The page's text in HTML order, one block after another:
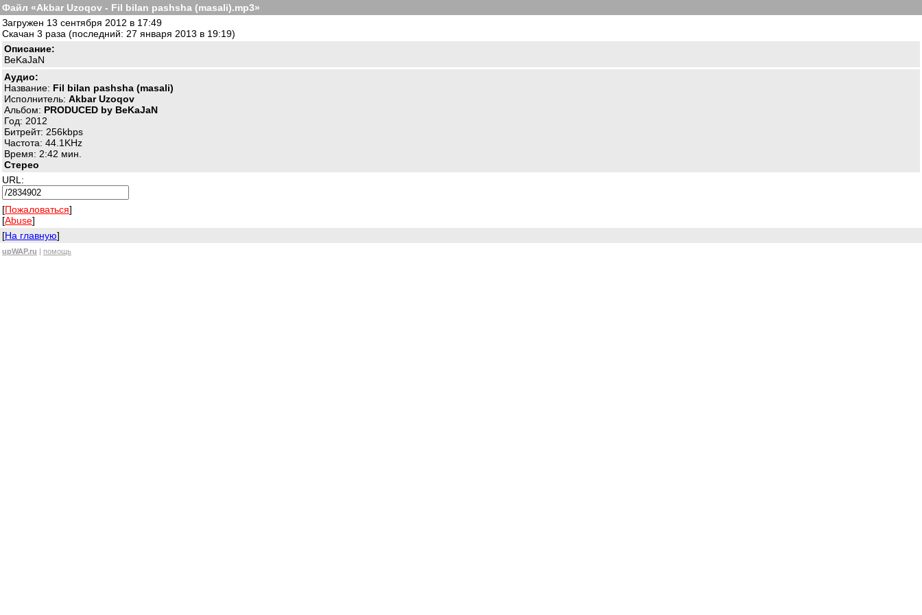
Файл «Akbar Uzoqov - Fil bilan pashsha (masali).mp3»
Загружен 13 сентября 2012 в 17:49
Скачан 3 раза (последний: 27 января 2013 в 19:19)
Описание:
BeKaJaN
Аудио:
Название: Fil bilan pashsha (masali)
Исполнитель: Akbar Uzoqov
Альбом: PRODUCED by BeKaJaN
Год: 2012
Битрейт: 256kbps
Частота: 44.1KHz
Время: 2:42 мин.
Стерео
URL:
[Пожаловаться]
[Abuse]
[На главную]
upWAP.ru | помощь